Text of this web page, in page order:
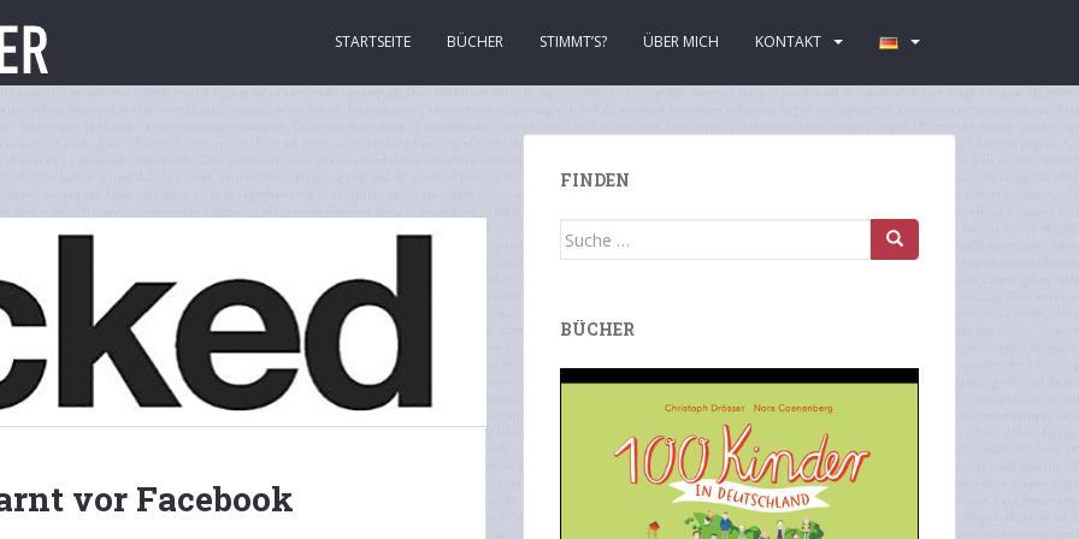
STARTSEITE BÜCHER STIMMT’S? ÜBER MICH KONTAKT
vor Facebook
FINDEN
Suche
BÜCHER